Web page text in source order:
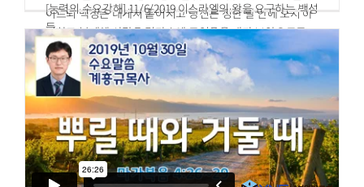
이르되 백성은 내게서 흩어지고 당신은 정한 날 안에 오지 아
니하고 블레셋 사람은 믹마스에 모였음을 내가 보았으므로
12.이에 내가 이르기를 블레셋 사람들이 나를 치러 길갈로 내
려오겠거늘 내가 여호와께 은혜를 간구하지 못하였다 하고
부득이하여 번제를 드렸나이다 하니라
13.사무엘이 사울에게 이르되 왕이 망령되이 행하였도다 왕
이 왕의 하나님 여호와께서 왕에게 내리신 명령을 지키지 아
니하였도다 그리하였더라면 여호와께서 이스라엘 위에 왕의
나라를 영원히 세우셨을 것이거늘
14.지금은 왕의 나라가 길지 못할 것이라 여호와께서 왕에게
[능력의 수요강해] 11/6/2019 이스라엘의 왕을 요구하는 백성
들
말씀: 박은성 목사
사무엘상 8:1~22
1.사무엘이 늙으매 그의 아들들을 이스라엘 사사로 삼으니
2.장자의 이름은 요엘이요 차자의 이름은 아비야라 그들이 브
엘세바에서 사사가 되니라
3.그의 아들들이 자기 아버지의 행위를 따르지 아니하고 이익
을 따라 뇌물을 받고 판결을 굽게 하니라
4.이스라엘 모든 장로가 모여 라마에 있는 사무엘에게 나아가